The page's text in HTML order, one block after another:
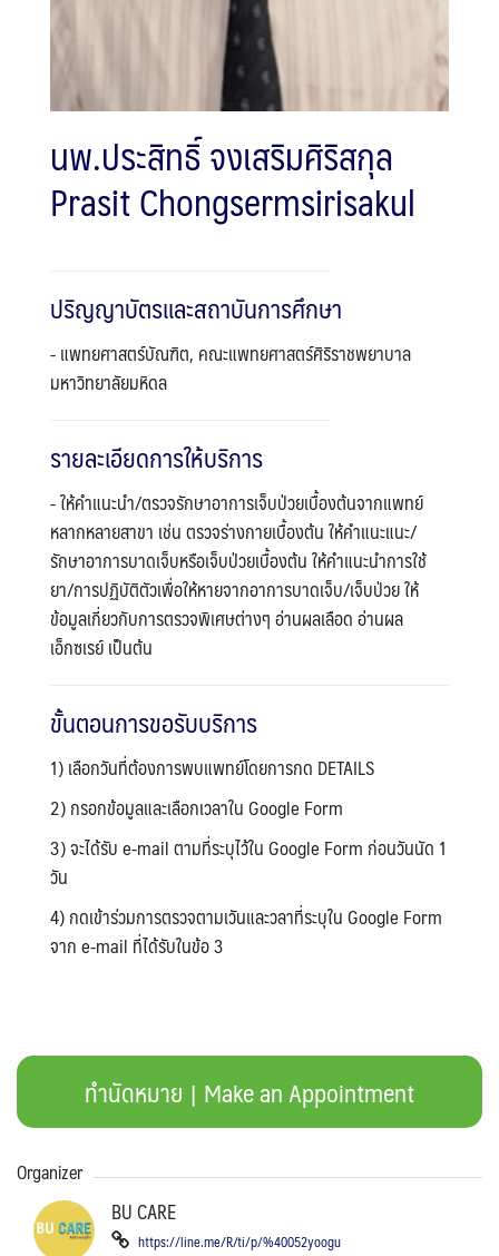
Search
for:
Search
นพ.ประสิทธิ์ จงเสริมศิริสกุล
Prasit Chongsermsirisakul
ปริญญาบัตรและสถาบันการศึกษา
- แพทยศาสตร์บัณฑิต, คณะแพทยศาสตร์ศิริราชพยาบาล
มหาวิทยาลัยมหิดล
รายละเอียดการให้บริการ
- ให้คำแนะนำ/ตรวจรักษาอาการเจ็บป่วยเบื้องต้นจากแพทย์
หลากหลายสาขา เช่น ตรวจร่างกายเบื้องต้น ให้คำแนะแนะ/
รักษาอาการบาดเจ็บหรือเจ็บป่วยเบื้องต้น ให้คำแนะนำการใช้
ยา/การปฏิบัติตัวเพื่อให้หายจากอาการบาดเจ็บ/เจ็บป่วย ให้
ข้อมูลเกี่ยวกับการตรวจพิเศษต่างๆ อ่านผลเลือด อ่านผล
เอ็กซเรย์ เป็นต้น
ขั้นตอนการขอรับบริการ
1) เลือกวันที่ต้องการพบแพทย์โดยการกด DETAILS
2) กรอกข้อมูลและเลือกเวลาใน Google Form
3) จะได้รับ e-mail ตามที่ระบุไว้ใน Google Form ก่อนวันนัด 1
วัน
4) กดเข้าร่วมการตรวจตามเวันและวลาที่ระบุใน Google Form
จาก e-mail ที่ได้รับในข้อ 3
ทำนัดหมาย | Make an Appointment
Organizer
BU CARE
https://line.me/R/ti/p/%40052yoogu